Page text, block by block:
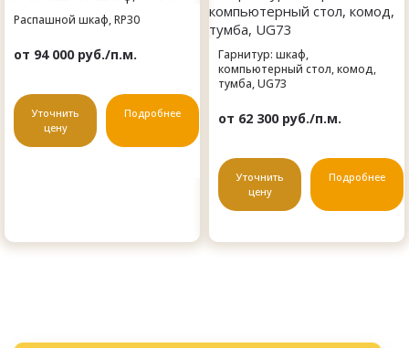
Распашной шкаф, RP30
от 94 000 руб./п.м.
Уточнить
цену
Подробнее
Гарнитур: шкаф,
компьютерный стол, комод,
тумба, UG73
от 62 300 руб./п.м.
Уточнить
цену
Подробнее